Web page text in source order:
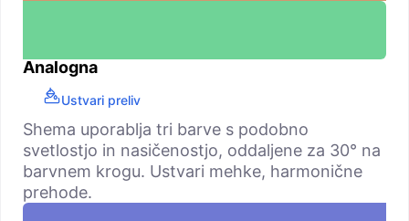
Analogna
Ustvari preliv
Shema uporablja tri barve s podobno
svetlostjo in nasičenostjo, oddaljene za 30° na
barvnem krogu. Ustvari mehke, harmonične
prehode.